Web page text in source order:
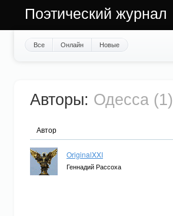
Поэтический журнал
Все Онлайн Новые
Авторы: Одесса (1)
Автор
OriginalXXI
Геннадий Рассоха